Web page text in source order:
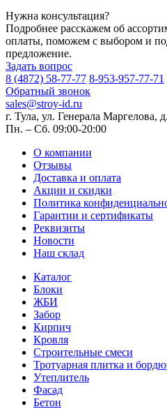
Нужна консультация?
Подробнее расскажем об
оплаты, поможем с выбором и
предложение.
Задать вопрос
8 (4872) 58-77-77 8-953-957-77-71
Обратный звонок
sales@stroy-id.ru
г. Тула, ул. Генерала Маргелова,
Пн. – Cб. 09:00-20:00
О компании
Отзывы
Доставка и оплата
Акции и скидки
Политика
Гарантии и сертификаты
Реквизиты
Новости
Наш склад
Каталог
Блоки
ЖБИ
Забор
Кирпич
Кровля
Строительные смеси
Тротуарная плитка и
Утеплитель
Фасад
Бетон